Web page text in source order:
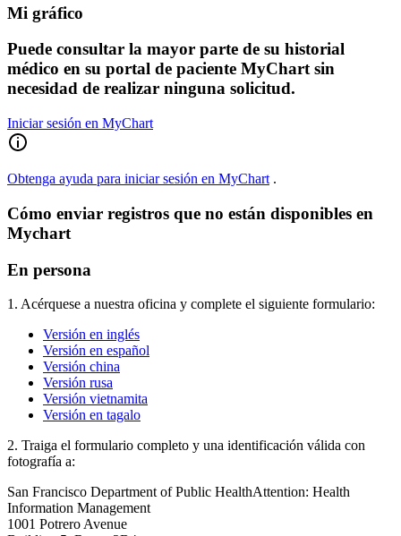
Mi gráfico
Puede consultar la mayor parte de su historial
médico en su portal de paciente MyChart sin
necesidad de realizar ninguna solicitud.
Iniciar sesión en MyChart
Obtenga ayuda para iniciar sesión en MyChart .
Cómo enviar registros que no están disponibles en
Mychart
En persona
1. Acérquese a nuestra oficina y complete el siguiente formulario:
Versión en inglés
Versión en español
Versión china
Versión rusa
Versión vietnamita
Versión en tagalo
2. Traiga el formulario completo y una identificación válida con
fotografía a:
San Francisco Department of Public HealthAttention: Health
Information Management
1001 Potrero Avenue